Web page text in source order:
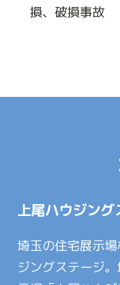
損、破損事故
上尾ハウジング
埼玉の住宅展示
ジングステージ